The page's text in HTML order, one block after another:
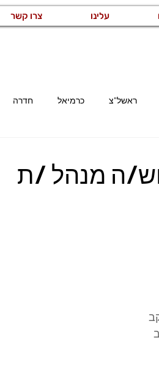
עלינו צרו קשר
ראשל"צ כרמיאל חדרה
ה מנהל /ת